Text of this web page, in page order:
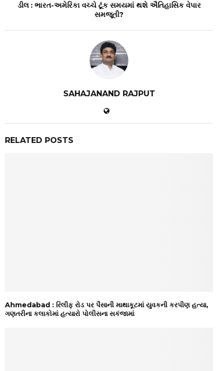
ડીલ : ભારત-અમેરિકા વચ્ચે ટૂંક સમયમાં થશે ઐતિહાસિક વેપાર
સમજૂતી?
SAHAJANAND RAJPUT
RELATED POSTS
Ahmedabad : રિલીફ રોડ પર પૈસાની માથાકૂટમાં યુવકની કરપીણ હત્યા,
ગણતરીના કલાકોમાં હત્યારો પોલીસના સકંજામાં